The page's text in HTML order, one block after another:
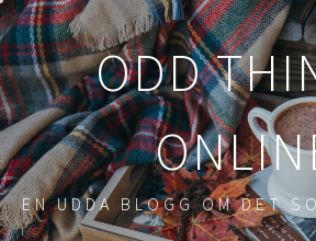
Hoppa
till
innehåll
ODD
EN UDDA BLOGG OM DET